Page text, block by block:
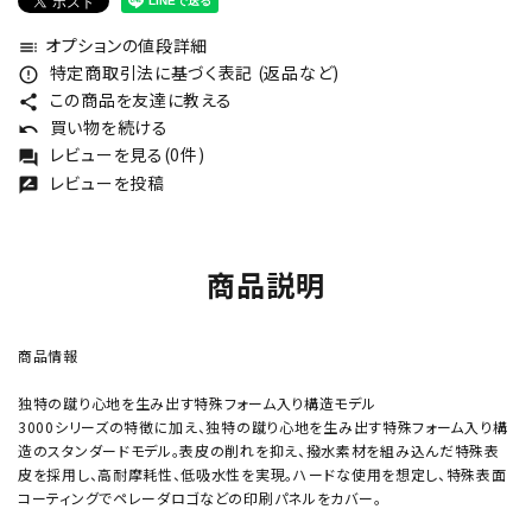
toc オプションの値段詳細
error_outline 特定商取引法に基づく表記 (返品など)
share この商品を友達に教える
undo 買い物を続ける
forum レビューを見る(0件)
rate_review レビューを投稿
商品説明
商品情報
独特の蹴り心地を生み出す特殊フォーム入り構造モデル
3000シリーズの特徴に加え、独特の蹴り心地を生み出す特殊フォーム入り構
造のスタンダードモデル。表皮の削れを抑え、撥水素材を組み込んだ特殊表
皮を採用し、高耐摩耗性、低吸水性を実現。ハードな使用を想定し、特殊表面
コーティングでペレーダロゴなどの印刷パネルをカバー。